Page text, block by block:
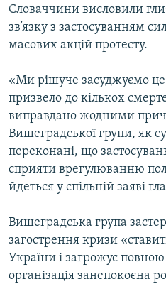
Усі сайти RFE/RL
Словаччини висловили
зв’язку з застосуванням
масових акцій протесту.
«Ми рішуче засуджуємо
призвело до кількох
виправдано жодними
Вишеградської групи, як
переконані, що
сприяти врегулюванню
йдеться у спільній заяві
Вишеградська група
загострення кризи
України і загрожує
організація занепокоєна